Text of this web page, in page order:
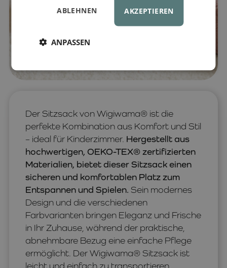
Der Sitzsack von Wigiwama® ist die
perfekte Kombination aus Komfort und Stil
– ideal für Kinderzimmer. Hergestellt aus
hochwertigen, OEKO-TEX® zertifizierten
Materialien, bietet dieser Sitzsack einen
sicheren und komfortablen Platz zum
Entspannen und Spielen. Sein modernes
Design und die verschiedenen
Farbvarianten bringen Eleganz und Frische
in Ihr Zuhause, während der praktische,
abnehmbare Bezug eine einfache Pflege
ermöglicht. Der Wigiwama® Sitzsack ist
leicht und einfach zu transportieren,
AKZEPTIEREN
ABLEHNEN
ANPASSEN